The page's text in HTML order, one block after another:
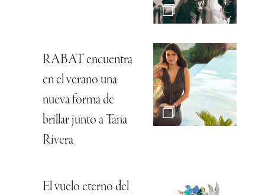
RABAT encuentra
en el verano una
nueva forma de
brillar junto a Tana
Rivera
El vuelo eterno del